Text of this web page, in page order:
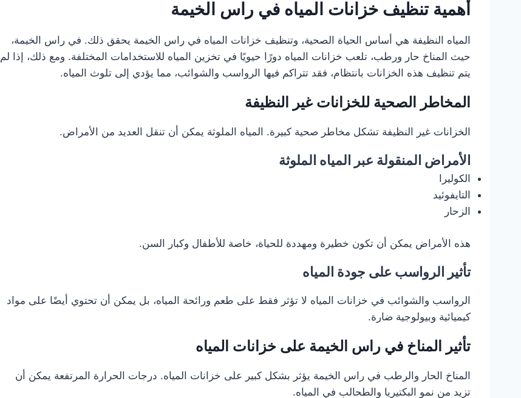
أهمية تنظيف خزانات المياه في راس الخيمة
المياه النظيفة هي أساس الحياة الصحية، وتنظيف خزانات المياه في راس الخيمة يحقق ذلك. في راس الخيمة،
حيث المناخ حار ورطب، تلعب خزانات المياه دورًا حيويًا في تخزين المياه للاستخدامات المختلفة. ومع ذلك، إذا لم
يتم تنظيف هذه الخزانات بانتظام، فقد تتراكم فيها الرواسب والشوائب، مما يؤدي إلى تلوث المياه.
المخاطر الصحية للخزانات غير النظيفة
الخزانات غير النظيفة تشكل مخاطر صحية كبيرة. المياه الملوثة يمكن أن تنقل العديد من الأمراض.
الأمراض المنقولة عبر المياه الملوثة
الكوليرا
التايفوئيد
الزحار
هذه الأمراض يمكن أن تكون خطيرة ومهددة للحياة، خاصة للأطفال وكبار السن.
تأثير الرواسب على جودة المياه
الرواسب والشوائب في خزانات المياه لا تؤثر فقط على طعم ورائحة المياه، بل يمكن أن تحتوي أيضًا على مواد
كيميائية وبيولوجية ضارة.
تأثير المناخ في راس الخيمة على خزانات المياه
المناخ الحار والرطب في راس الخيمة يؤثر بشكل كبير على خزانات المياه. درجات الحرارة المرتفعة يمكن أن
تزيد من نمو البكتيريا والطحالب في المياه.